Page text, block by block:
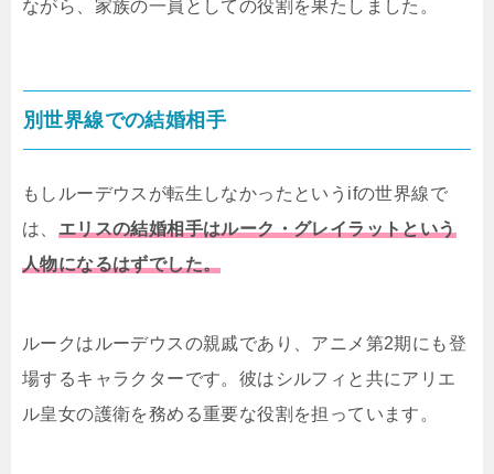
ながら、家族の一員としての役割を果たしました。
別世界線での結婚相手
もしルーデウスが転生しなかったというifの世界線で
は、 エリスの結婚相手はルーク・グレイラットという
人物になるはずでした。
ルークはルーデウスの親戚であり、アニメ第2期にも登
場するキャラクターです。彼はシルフィと共にアリエ
ル皇女の護衛を務める重要な役割を担っています。